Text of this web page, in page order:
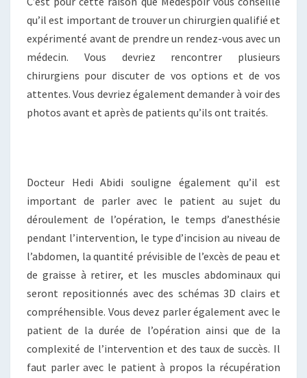
qu’il est important de trouver un chirurgien qualifié et
expérimenté avant de prendre un rendez-vous avec un
médecin. Vous devriez rencontrer plusieurs
chirurgiens pour discuter de vos options et de vos
attentes. Vous devriez également demander à voir des
photos avant et après de patients qu’ils ont traités.
Docteur Hedi Abidi souligne également qu’il est
important de parler avec le patient au sujet du
déroulement de l’opération, le temps d’anesthésie
pendant l’intervention, le type d’incision au niveau de
l’abdomen, la quantité prévisible de l’excès de peau et
de graisse à retirer, et les muscles abdominaux qui
seront repositionnés avec des schémas 3D clairs et
compréhensible. Vous devez parler également avec le
patient de la durée de l’opération ainsi que de la
complexité de l’intervention et des taux de succès. Il
faut parler avec le patient à propos la récupération